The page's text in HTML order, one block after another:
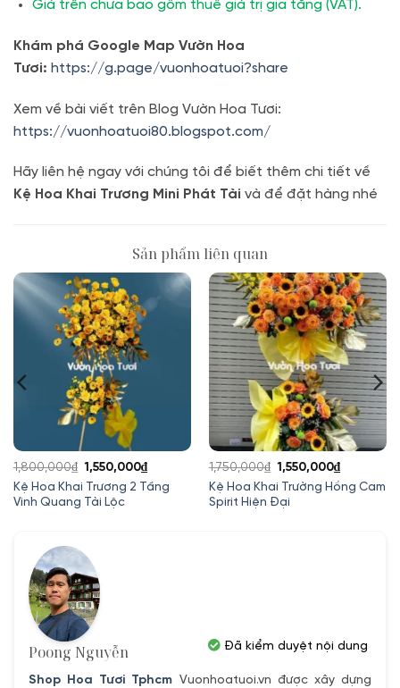
Giá trên chưa bao gồm thuế giá trị gia tăng (VAT).
Khám phá Google Map Vườn Hoa
Tươi: https://g.page/vuonhoatuoi?share
Xem về bài viết trên Blog Vườn Hoa Tươi:
https://vuonhoatuoi80.blogspot.com/
Hãy liên hệ ngay với chúng tôi để biết thêm chi tiết về
Kệ Hoa Khai Trương Mini Phát Tài và để đặt hàng nhé
Sản phẩm liên quan
Kệ Hoa Khai Trương 2 Tầng
Vinh Quang Tài Lộc
1,800,000₫ Giá
gốc
là:
1,550,000₫Giá
hiện
Kệ Hoa Khai Trường Hồng Cam
Spirit Hiện Đại
1,750,000₫ Giá
gốc
là:
1,550,000₫Giá
hiện
Poong Nguyễn
Shop Hoa Tươi Tphcm Vuonhoatuoi.vn được xây dựng
Đã kiểm duyệt nội dung